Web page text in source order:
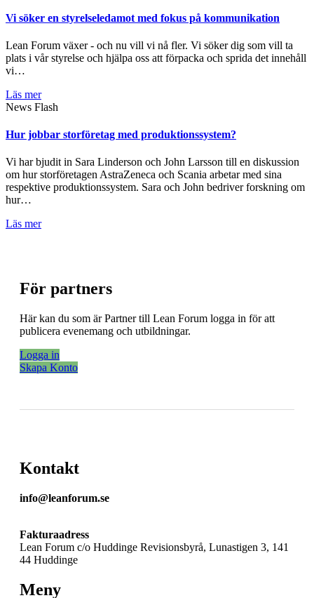
Vi söker en styrelseledamot med fokus på kommunikation
Lean Forum växer - och nu vill vi nå fler. Vi söker dig som vill ta
plats i vår styrelse och hjälpa oss att förpacka och sprida det innehåll
vi…
Läs mer
News Flash
Hur jobbar storföretag med produktionssystem?
Vi har bjudit in Sara Linderson och John Larsson till en diskussion
om hur storföretagen AstraZeneca och Scania arbetar med sina
respektive produktionssystem. Sara och John bedriver forskning om
hur…
Läs mer
För partners
Här kan du som är Partner till Lean Forum logga in för att
publicera evenemang och utbildningar.
Logga in
Skapa Konto
Kontakt
info@leanforum.se
Fakturaadress
Lean Forum c/o Huddinge Revisionsbyrå, Lunastigen 3, 141
44 Huddinge
Meny